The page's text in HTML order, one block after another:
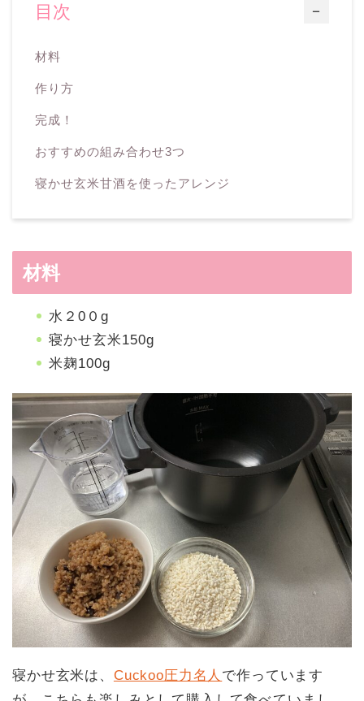
ー
目次
材料
作り方
完成！
おすすめの組み合わせ3つ
寝かせ玄米甘酒を使ったアレンジ
材料
水２0０g
寝かせ玄米150g
米麹100g
寝かせ玄米は、 Cuckoo圧力名人 で作っています